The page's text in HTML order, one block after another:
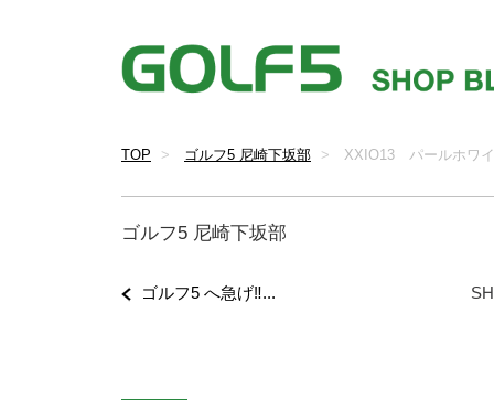
TOP ゴルフ5 尼崎下坂部 XXIO13 パールホワ
ゴルフ5 尼崎下坂部
ゴルフ5 へ急げ‼...